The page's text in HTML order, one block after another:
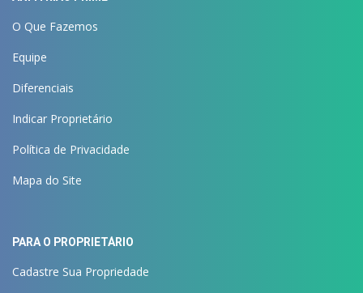
O Que Fazemos
Equipe
Diferenciais
Indicar Proprietário
Política de Privacidade
Mapa do Site
PARA O PROPRIETÁRIO
Cadastre Sua Propriedade